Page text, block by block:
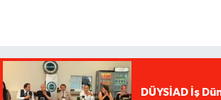
DÜYSİAD İş